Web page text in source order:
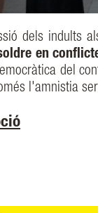
dels indults
en
del
l'amnistia